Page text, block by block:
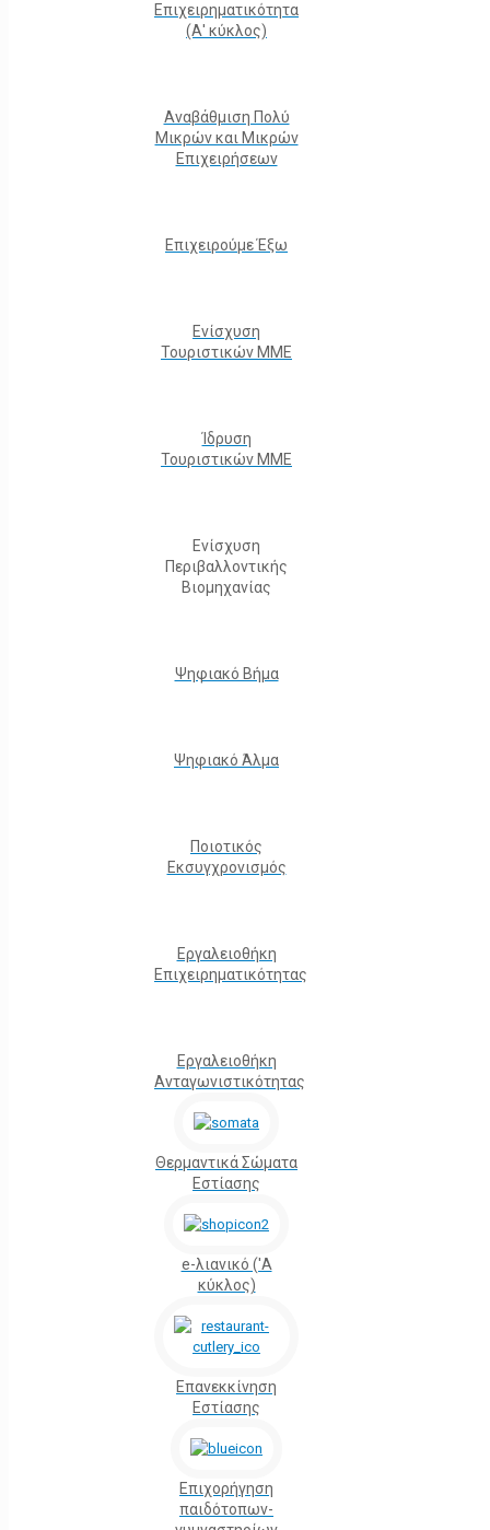
Επιχειρηματικότητα
(Α' κύκλος)
Αναβάθμιση Πολύ
Μικρών και Μικρών
Επιχειρήσεων
Επιχειρούμε Έξω
Ενίσχυση
Τουριστικών ΜΜΕ
Ίδρυση
Τουριστικών ΜΜΕ
Ενίσχυση
Περιβαλλοντικής
Βιομηχανίας
Ψηφιακό Βήμα
Ψηφιακό Άλμα
Ποιοτικός
Εκσυγχρονισμός
Εργαλειοθήκη
Eπιχειρηματικότητας
Εργαλειοθήκη
Ανταγωνιστικότητας
Θερμαντικά Σώματα
Εστίασης
e-λιανικό ('Α
κύκλος)
Επανεκκίνηση
Εστίασης
Επιχορήγηση
παιδότοπων-